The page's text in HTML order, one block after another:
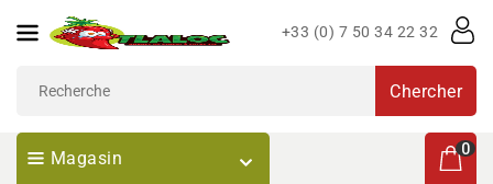
Au
+33 (0) 7 50 34 22 32
Chercher
Magasin 0
0